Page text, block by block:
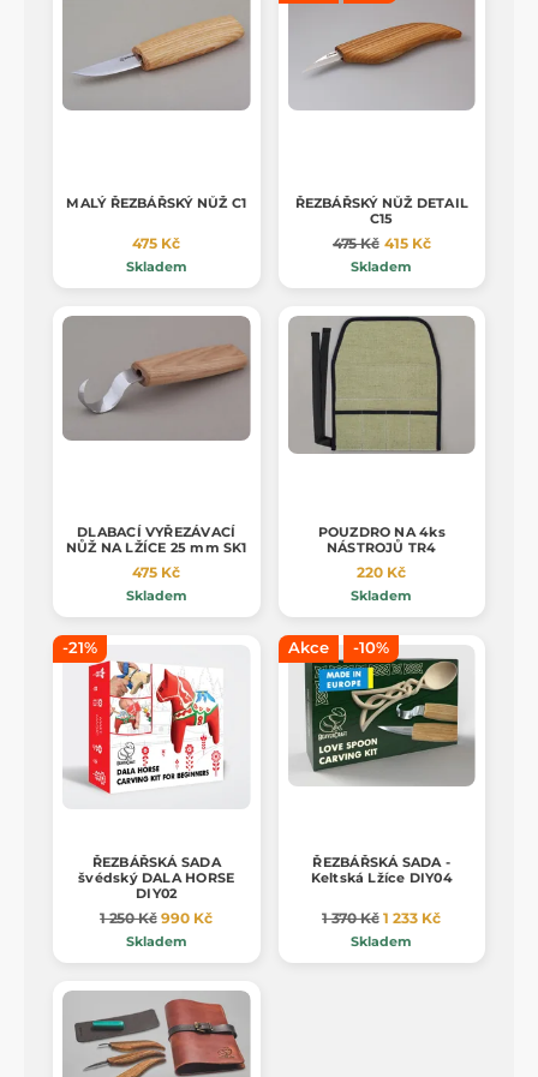
MALÝ ŘEZBÁŘSKÝ NŮŽ C1
475 Kč
Skladem
ŘEZBÁŘSKÝ NŮŽ DETAIL
C15
475 Kč 415 Kč
Skladem
DLABACÍ VYŘEZÁVACÍ
NŮŽ NA LŽÍCE 25 mm SK1
475 Kč
Skladem
POUZDRO NA 4ks
NÁSTROJŮ TR4
220 Kč
Skladem
-21%
ŘEZBÁŘSKÁ SADA
švédský DALA HORSE
DIY02
1 250 Kč 990 Kč
Skladem
Akce -10%
ŘEZBÁŘSKÁ SADA -
Keltská Lžíce DIY04
1 370 Kč 1 233 Kč
Skladem